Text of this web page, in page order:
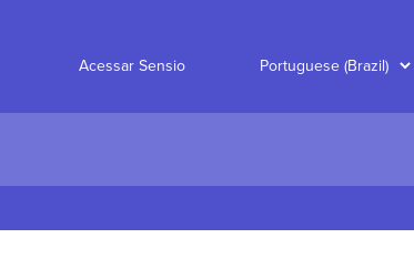
Acessar Sensio